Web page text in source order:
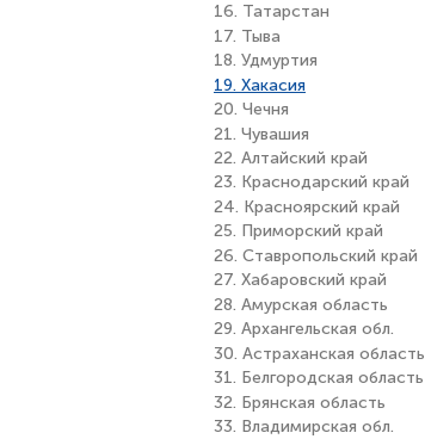
16. Татарстан
17. Тыва
18. Удмуртия
19. Хакасия
20. Чечня
21. Чувашия
22. Алтайский край
23. Краснодарский край
24. Красноярский край
25. Приморский край
26. Ставропольский край
27. Хабаровский край
28. Амурская область
29. Архангельская обл.
30. Астраханская область
31. Белгородская область
32. Брянская область
33. Владимирская обл.